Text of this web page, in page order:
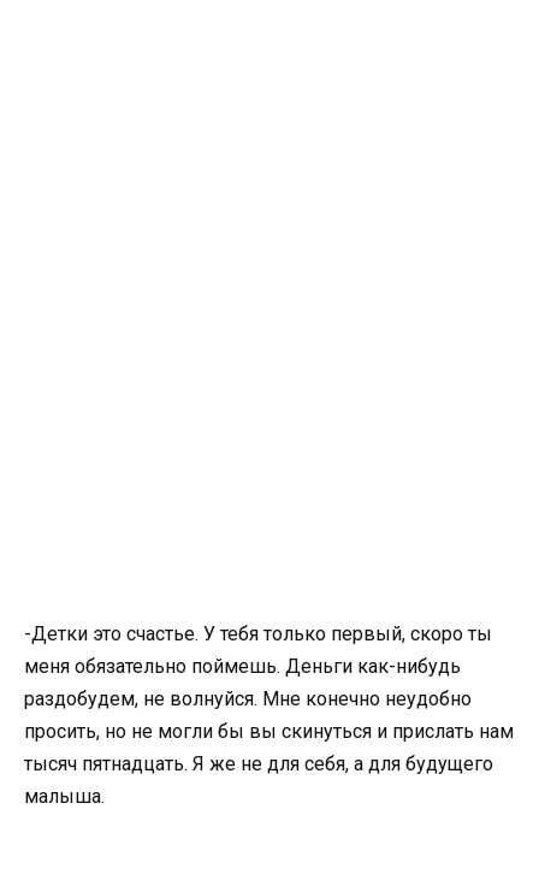
-Детки это счастье. У тебя только первый, скоро ты
меня обязательно поймешь. Деньги как-нибудь
раздобудем, не волнуйся. Мне конечно неудобно
просить, но не могли бы вы скинуться и прислать нам
тысяч пятнадцать. Я же не для себя, а для будущего
малыша.